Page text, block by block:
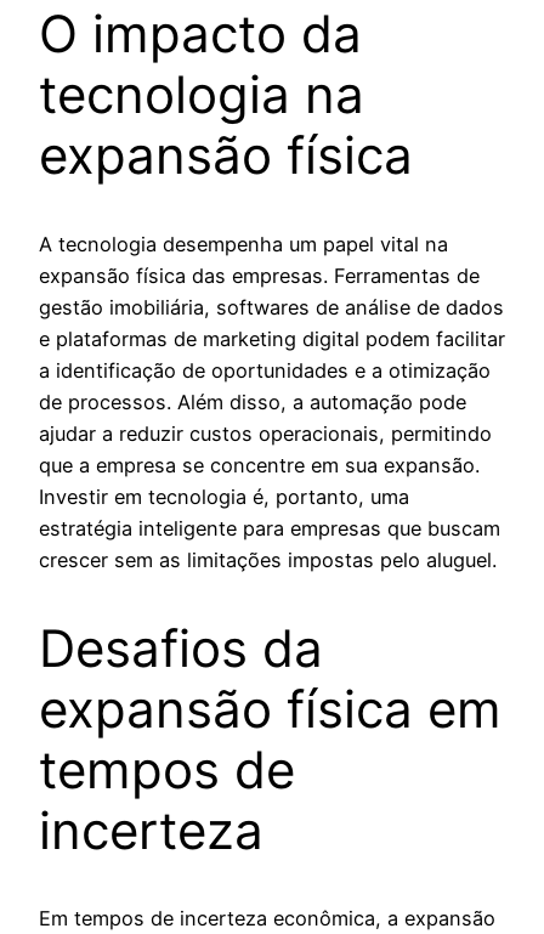
O impacto da
tecnologia na
expansão física
A tecnologia desempenha um papel vital na
expansão física das empresas. Ferramentas de
gestão imobiliária, softwares de análise de dados
e plataformas de marketing digital podem facilitar
a identificação de oportunidades e a otimização
de processos. Além disso, a automação pode
ajudar a reduzir custos operacionais, permitindo
que a empresa se concentre em sua expansão.
Investir em tecnologia é, portanto, uma
estratégia inteligente para empresas que buscam
crescer sem as limitações impostas pelo aluguel.
Desafios da
expansão física em
tempos de
incerteza
Em tempos de incerteza econômica, a expansão